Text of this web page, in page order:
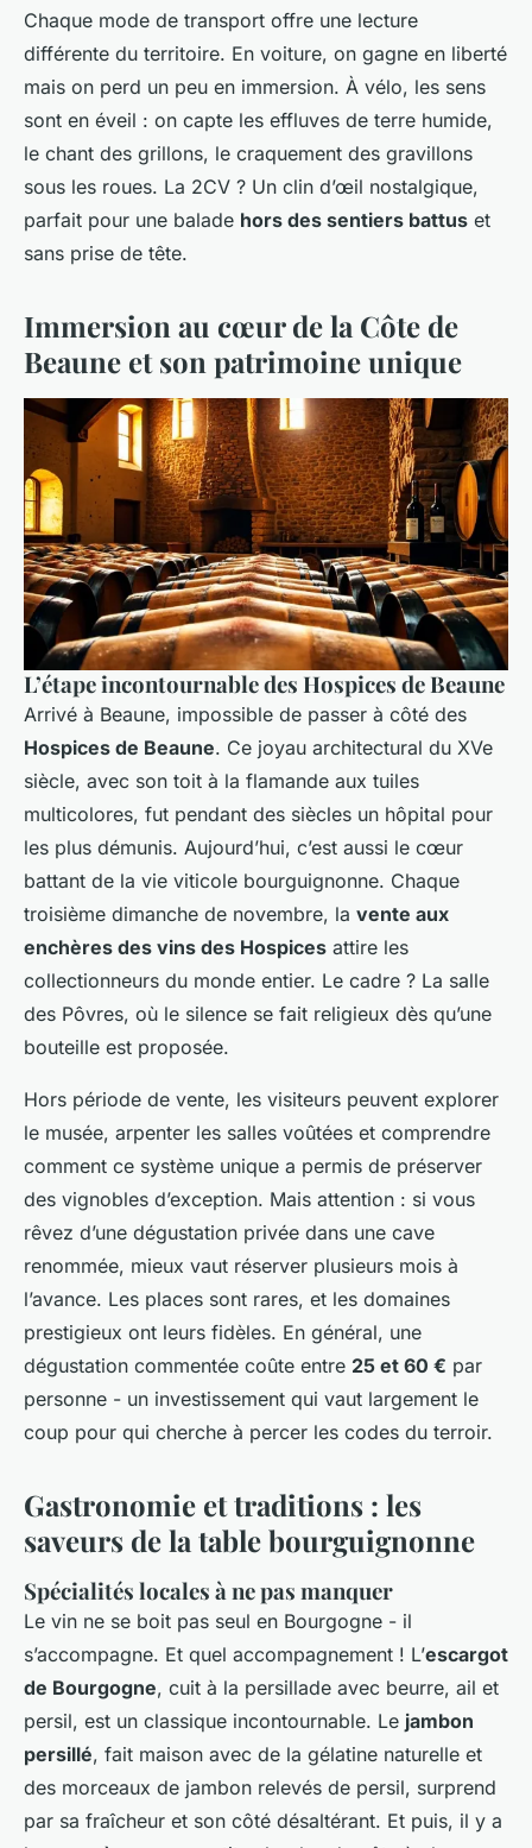
Chaque mode de transport offre une lecture
différente du territoire. En voiture, on gagne en liberté
mais on perd un peu en immersion. À vélo, les sens
sont en éveil : on capte les effluves de terre humide,
le chant des grillons, le craquement des gravillons
sous les roues. La 2CV ? Un clin d’œil nostalgique,
parfait pour une balade hors des sentiers battus et
sans prise de tête.
Immersion au cœur de la Côte de
Beaune et son patrimoine unique
L’étape incontournable des Hospices de Beaune
Arrivé à Beaune, impossible de passer à côté des
Hospices de Beaune. Ce joyau architectural du XVe
siècle, avec son toit à la flamande aux tuiles
multicolores, fut pendant des siècles un hôpital pour
les plus démunis. Aujourd’hui, c’est aussi le cœur
battant de la vie viticole bourguignonne. Chaque
troisième dimanche de novembre, la vente aux
enchères des vins des Hospices attire les
collectionneurs du monde entier. Le cadre ? La salle
des Pôvres, où le silence se fait religieux dès qu’une
bouteille est proposée.
Hors période de vente, les visiteurs peuvent explorer
le musée, arpenter les salles voûtées et comprendre
comment ce système unique a permis de préserver
des vignobles d’exception. Mais attention : si vous
rêvez d’une dégustation privée dans une cave
renommée, mieux vaut réserver plusieurs mois à
l’avance. Les places sont rares, et les domaines
prestigieux ont leurs fidèles. En général, une
dégustation commentée coûte entre 25 et 60 € par
personne - un investissement qui vaut largement le
coup pour qui cherche à percer les codes du terroir.
Gastronomie et traditions : les
saveurs de la table bourguignonne
Spécialités locales à ne pas manquer
Le vin ne se boit pas seul en Bourgogne - il
s’accompagne. Et quel accompagnement ! L’escargot
de Bourgogne, cuit à la persillade avec beurre, ail et
persil, est un classique incontournable. Le jambon
persillé, fait maison avec de la gélatine naturelle et
des morceaux de jambon relevés de persil, surprend
par sa fraîcheur et son côté désaltérant. Et puis, il y a